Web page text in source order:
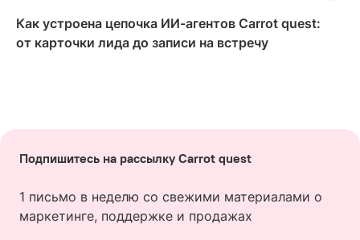
Как устроена цепочка ИИ-агентов Carrot quest:
от карточки лида до записи на встречу
Подпишитесь на рассылку Carrot quest
1 письмо в неделю со свежими материалами о
маркетинге, поддержке и продажах